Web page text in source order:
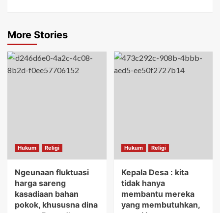
More Stories
Hukum Religi
Ngeunaan fluktuasi
harga sareng
kasadiaan bahan
pokok, khususna dina
Hukum Religi
Kepala Desa : kita
tidak hanya
membantu mereka
yang membutuhkan,